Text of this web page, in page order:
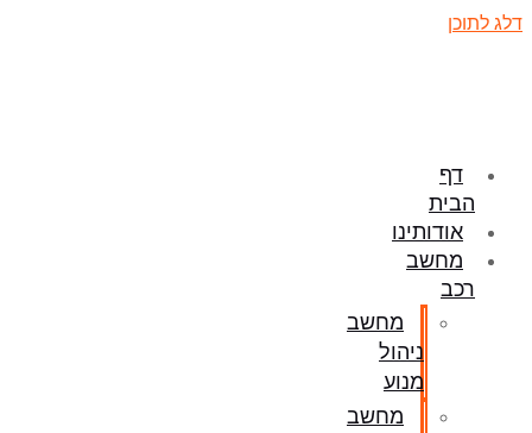
דלג לתוכן
דף
הבית
אודותינו
מחשב
רכב
מחשב
ניהול
מנוע
מחשב